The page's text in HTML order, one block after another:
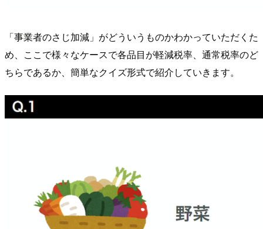
「事業者のさじ加減」がどういうものかわかっていただくた
め、ここで様々なケースで各品目が軽減税率、通常税率のど
ちらであるか、簡単なクイズ形式で紹介していきます。